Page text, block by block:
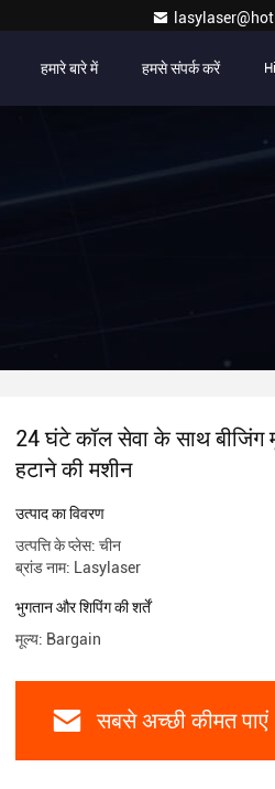
हमारे बारे में हमसे संपर्क करें
24 घंटे कॉल सेवा के साथ
हटाने की मशीन
उत्पाद का विवरण
उत्पत्ति के प्लेस: चीन
ब्रांड नाम: Lasylaser
भुगतान और शिपिंग की शर्तें
मूल्य: Bargain
सबसे अच्छी कीमत पाएं